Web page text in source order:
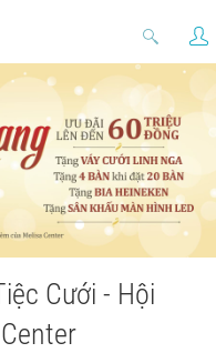
Cưới - Hội